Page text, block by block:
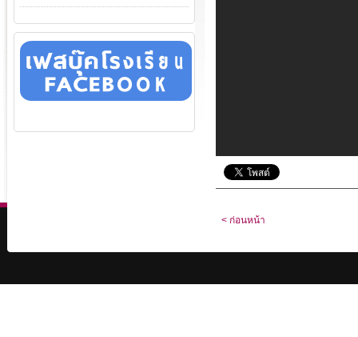
< ก่อนหน้า